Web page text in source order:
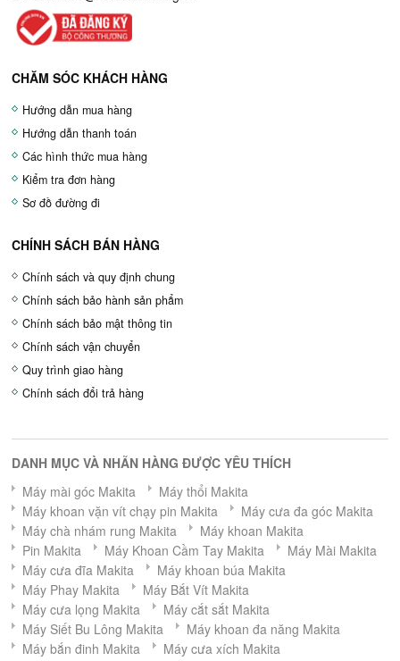
CHĂM SÓC KHÁCH HÀNG
Hướng dẫn mua hàng
Hướng dẫn thanh toán
Các hình thức mua hàng
Kiểm tra đơn hàng
Sơ đồ đường đi
CHÍNH SÁCH BÁN HÀNG
Chính sách và quy định chung
Chính sách bảo hành sản phẩm
Chính sách bảo mật thông tin
Chính sách vận chuyển
Quy trình giao hàng
Chính sách đổi trả hàng
DANH MỤC VÀ NHÃN HÀNG ĐƯỢC YÊU THÍCH
Máy mài góc Makita
Máy thổi Makita
Máy khoan vặn vít chạy pin Makita
Máy cưa đa góc Makita
Máy chà nhám rung Makita
Máy khoan Makita
Pin Makita
Máy Khoan Cầm Tay Makita
Máy Mài Makita
Máy cưa đĩa Makita
Máy khoan búa Makita
Máy Phay Makita
Máy Bắt Vít Makita
Máy cưa lọng Makita
Máy cắt sắt Makita
Máy Siết Bu Lông Makita
Máy khoan đa năng Makita
Máy bắn đinh Makita
Máy cưa xích Makita